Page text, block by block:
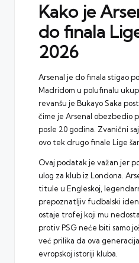
Kako je
do finala
2026
Arsenal je do finala stigao
Madridom u polufinalu
revanšu je Bukayo Saka
čime je Arsenal obezbedio
posle 20 godina. Zvanični
ovo tek drugo finale Lige
Ovaj podatak je važan jer
ulog za klub iz Londona.
titule u Engleskoj,
prepoznatljiv fudbalski
ostaje trofej koji mu
protiv PSG neće biti samo
već prilika da ova
evropskoj istoriji kluba.